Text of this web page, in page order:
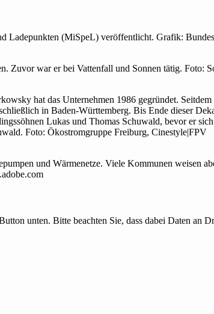
Ladepunkten (MiSpeL) veröffentlicht. Grafik:
Zuvor war er bei Vattenfall und Sonnen tätig. Foto:
hat das Unternehmen 1986 gegründet.
in Baden-Württemberg. Bis Ende dieser
Lukas und Thomas Schuwald, bevor er
Foto: Ökostromgruppe Freiburg, Cinestyle|FPV
und Wärmenetze. Viele Kommunen weisen
unten. Bitte beachten Sie, dass dabei Daten an